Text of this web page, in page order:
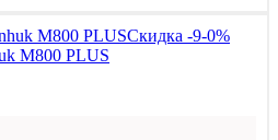
Скидка -9-0%
M800 PLUS